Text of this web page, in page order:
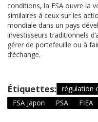
conditions, la FSA ouvre la
similaires à ceux sur les
mondiale dans un pays
investisseurs traditionnels
gérer de portefeuille ou à
d’échange.
Étiquettes:
régulation
FSA Japon
PSA FIEA